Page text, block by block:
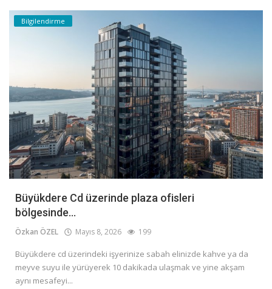
Bilgilendirme
Büyükdere Cd üzerinde plaza ofisleri
bölgesinde...
Özkan ÖZEL Mayıs 8, 2026 199
Büyükdere cd üzerindeki işyerinize sabah elinizde kahve ya da
meyve suyu ile yürüyerek 10 dakikada ulaşmak ve yine akşam
aynı mesafeyi...